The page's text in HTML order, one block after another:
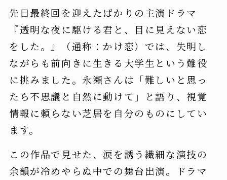
先日最終回を迎えたばかりの主演ドラマ
『透明な夜に駆ける君と、目に見えない恋
をした。』（通称：かけ恋）では、失明し
ながらも前向きに生きる大学生という難役
に挑みました。永瀬さんは「難しいと思っ
たら不思議と自然に動けて」と語り、視覚
情報に頼らない芝居を自分のものにしてい
ます。
この作品で見せた、涙を誘う繊細な演技の
余韻が冷めやらぬ中での舞台出演。ドラマ